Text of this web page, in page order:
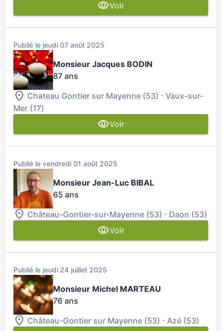
Voir
Publié le jeudi 07 août 2025
Monsieur Jacques BODIN
87 ans
Chateau Gontier sur Mayenne (53) -Vaux-sur-
Mer (17)
Voir
Publié le vendredi 01 août 2025
Monsieur Jean-Luc BIBAL
65 ans
Château-Gontier-sur-Mayenne (53) - Daon (53)
Voir
Publié le jeudi 24 juillet 2025
Monsieur Michel MARTEAU
76 ans
Château-Gontier sur Mayenne (53) - Azé (53)